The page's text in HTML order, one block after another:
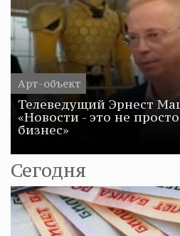
Арт-объект
Телеведущий Эрнест
«Новости - это не
бизнес»
Сегодня